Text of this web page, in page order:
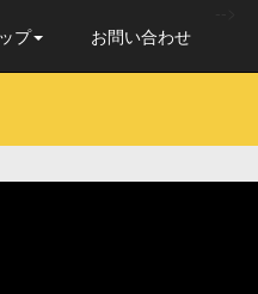
プ
お問い合わせ